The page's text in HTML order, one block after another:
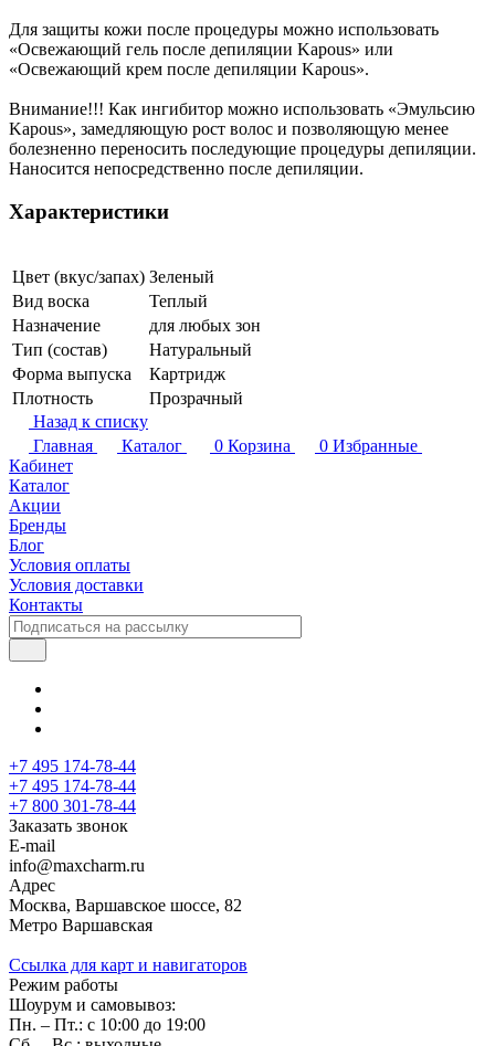
Для защиты кожи после процедуры можно использовать
«Освежающий гель после депиляции Kapous» или
«Освежающий крем после депиляции Kapous».
Внимание!!! Как ингибитор можно использовать «Эмульсию
Kapous», замедляющую рост волос и позволяющую менее
болезненно переносить последующие процедуры депиляции.
Наносится непосредственно после депиляции.
Характеристики
Цвет (вкус/запах) Зеленый
Вид воска
Теплый
Назначение
для любых зон
Тип (состав)
Натуральный
Форма выпуска
Картридж
Плотность
Прозрачный
Назад к списку
Главная
Каталог 0 Корзина 0 Избранные
Кабинет
Каталог
Акции
Бренды
Блог
Условия оплаты
Условия доставки
Контакты
+7 495 174-78-44
+7 495 174-78-44
+7 800 301-78-44
Заказать звонок
E-mail
info@maxcharm.ru
Адрес
Москва, Варшавское шоссе, 82
Метро Варшавская
Ссылка для карт и навигаторов
Режим работы
Шоурум и самовывоз:
Пн. – Пт.: с 10:00 до 19:00